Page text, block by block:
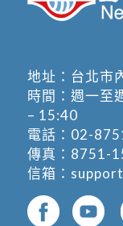
地址： 台北市
時間：週一至
– 15:40
電話： 02-
傳真：8751-
信箱：